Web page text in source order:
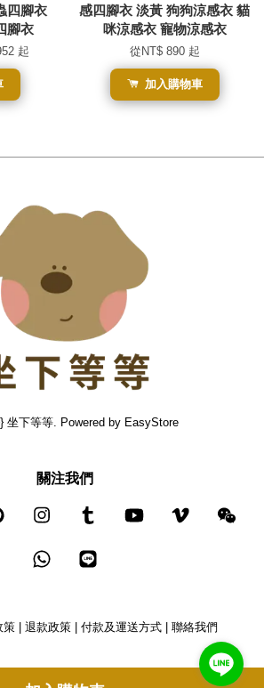
四腳衣
腳衣
起
感四腳衣 淡黃 狗狗涼感衣 貓
咪涼感衣 寵物涼感衣
從 NT$ 890 起
加入購物車
坐下等等. Powered by EasyStore
關注我們
Pinterest Instagram Tumblr YouTube Vimeo
Whatsapp
策| 退款政策| 付款及運送方式| 聯絡我們